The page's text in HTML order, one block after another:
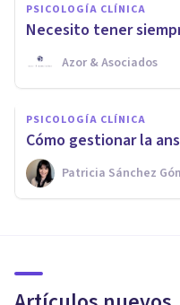
PSICOLOGÍA CLÍNICA
Necesito tener
Azor & Asociados
PSICOLOGÍA CLÍNICA
Cómo gestionar la
Patricia Sánchez